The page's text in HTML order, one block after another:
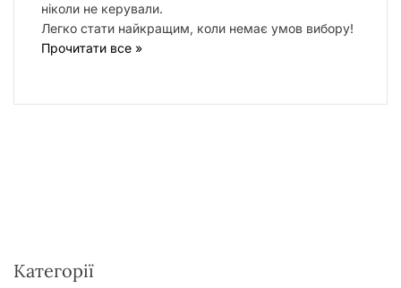
ніколи не керували.
Легко стати найкращим, коли немає умов вибору!
Прочитати все »
Категорії